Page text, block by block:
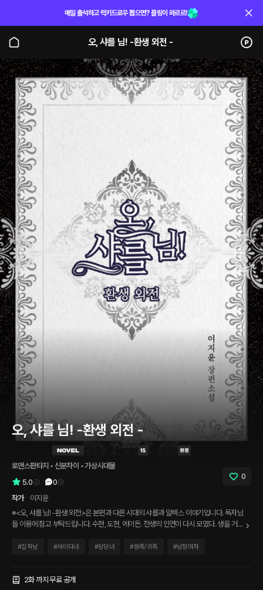
매일 출석하고 럭키드로우 뽑으면? 플링이 와르르!
오, 샤를 님! -환생 외전 -
오, 샤를 님! -환생 외전 -
로맨스판타지 • 신분차이 • 가상시대물
5.0
0
0
작가
이지윤
※<오, 샤를 님! -환생 외전>은 본편과 다른 시대의 샤를과 알렉스 이야기입니다. 독자님
들 이용에 참고 부탁드립니다. 수현, 도현, 에이든. 전생의 인연이 다시 모였다. 생을 거듭
새로 쓰이는 이야기.
#집착남 #사이다녀 #당당녀 #왕족/귀족 #남장여자
2화 까지 무료 공개